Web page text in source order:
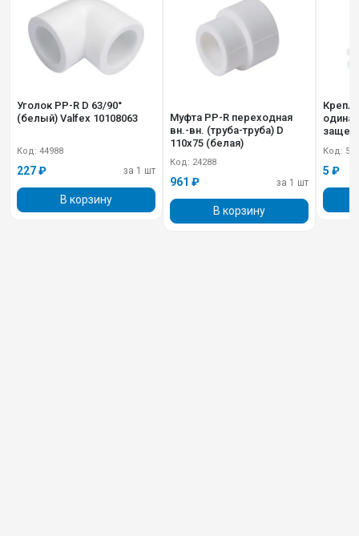
Уголок PP-R D 63/90°
(белый) Valfex 10108063
Код: 44988
227 ₽ за 1 шт
В корзину
Муфта PP-R переходная
вн.-вн. (труба-труба) D
110х75 (белая)
Код: 24288
961 ₽ за 1 шт
В корзину
Код:
5 ₽